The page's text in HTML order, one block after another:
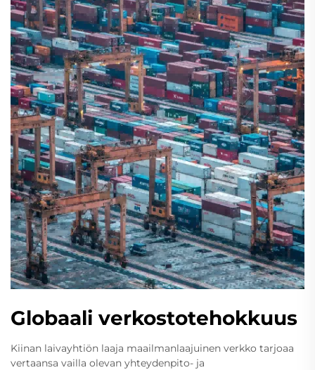
Globaali verkostotehokkuus
Kiinan laivayhtiön laaja maailmanlaajuinen verkko tarjoaa
vertaansa vailla olevan yhteydenpito- ja